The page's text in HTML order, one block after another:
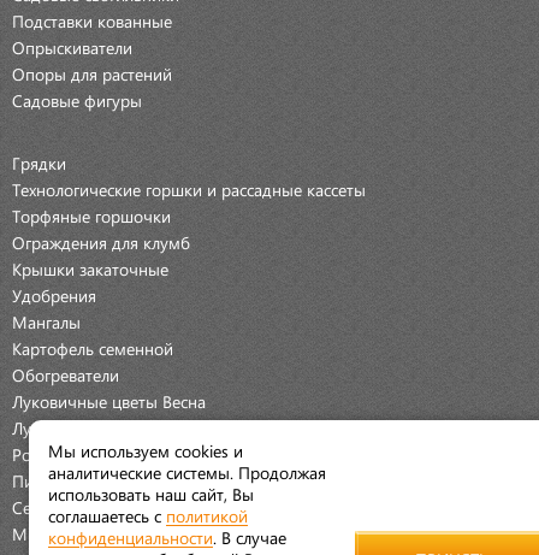
Подставки кованные
Опрыскиватели
Опоры для растений
Садовые фигуры
Грядки
Технологические горшки и рассадные кассеты
Торфяные горшочки
Ограждения для клумб
Крышки закаточные
Удобрения
Мангалы
Картофель семенной
Обогреватели
Луковичные цветы Весна
Луковичные цветы Осень
Розы
Пионы
Семена Овощей
Мраморная крошка
Мы используем cookies и
аналитические системы. Продолжая
использовать наш сайт, Вы
соглашаетесь с политикой
конфиденциальности . В случае